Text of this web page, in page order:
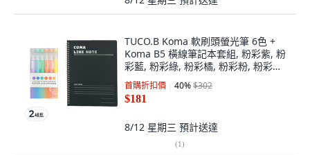
TUCO.B Koma 軟刷頭螢光筆 6色 +
Koma B5 橫線筆記本套組, 粉彩紫, 粉
彩藍, 粉彩綠, 粉彩橘, 粉彩粉, 粉彩黃
(螢光筆), 黑色(筆記本), 2套
首購折扣價 40%$302
$181
8/12 星期三 預計送達
(1)